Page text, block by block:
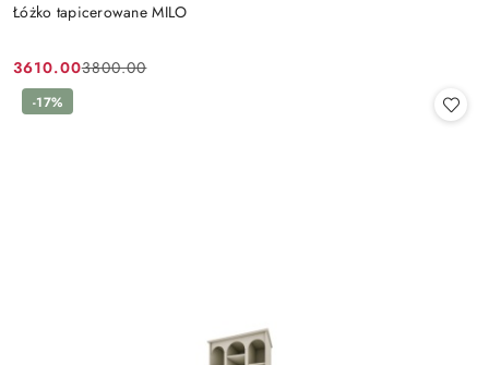
Łóżko tapicerowane MILO
Cena
promocyjna:
3610.00
Cena
przed
3800.00
-17%